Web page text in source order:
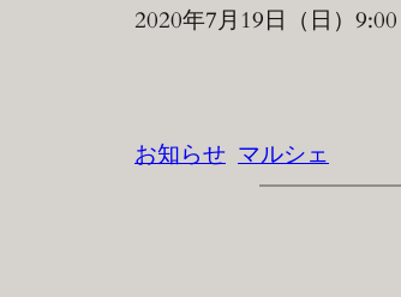
2020年7月19日（日）
お知らせ マルシェ